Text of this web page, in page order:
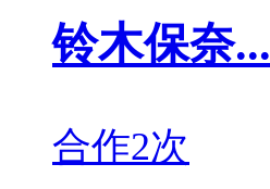
铃木保奈...
合作2次